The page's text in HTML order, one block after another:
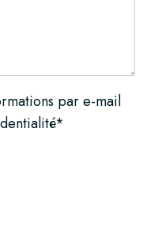
par e-mail